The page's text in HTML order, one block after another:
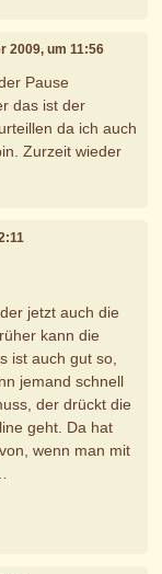
2009, um 11:56
Pause
das ist der
da ich auch
Zurzeit wieder
jetzt auch die
kann die
ist auch gut so,
jemand schnell
der drückt die
geht. Da hat
wenn man mit